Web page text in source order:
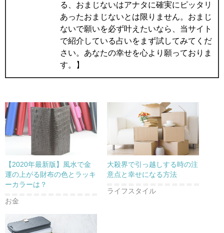
る、おまじないはアナタに確実にピッタリ
あったおまじないとは限りません。おまじ
ないで願いを必ず叶えたいなら、当サイト
で紹介している占いをまず試してみてくだ
さい。あなたの幸せを心より願っておりま
す。】
【2020年最新版】風水で金
運の上がる財布の色とラッキ
ーカラーは？
お金
大殺界で引っ越しする時の注
意点と幸せになる方法
ライフスタイル